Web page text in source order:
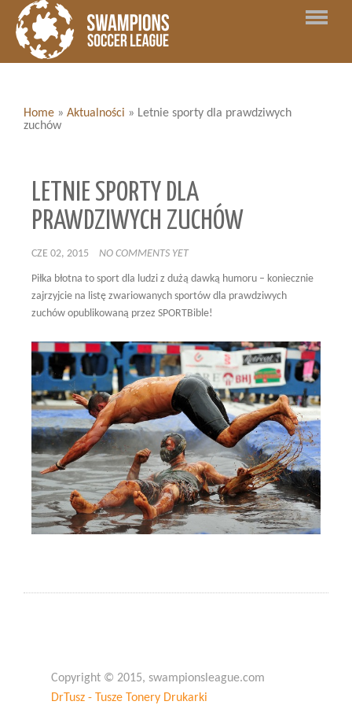
Home » Aktualności » Letnie sporty dla prawdziwych
zuchów
LETNIE SPORTY DLA
PRAWDZIWYCH ZUCHÓW
CZE 02, 2015 NO COMMENTS YET
Piłka błotna to sport dla ludzi z dużą dawką humoru – koniecznie
zajrzyjcie na listę zwariowanych sportów dla prawdziwych
zuchów opublikowaną przez SPORTBible!
Copyright © 2015, swampionsleague.com
DrTusz - Tusze Tonery Drukarki